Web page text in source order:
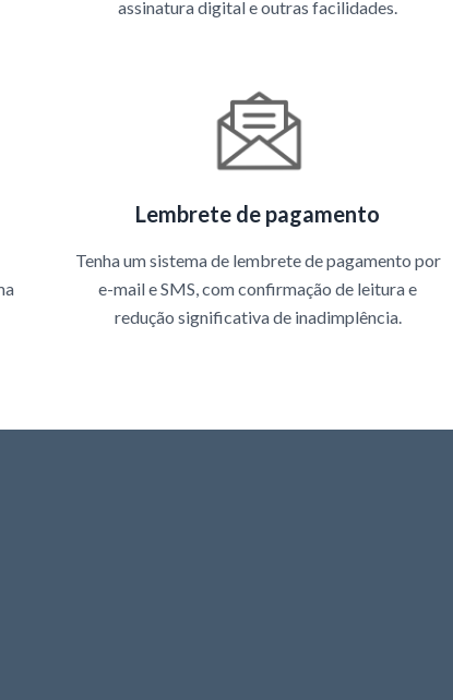
assinatura digital e outras facilidades.
Lembrete de pagamento
Tenha um sistema de lembrete de pagamento por
e-mail e SMS, com confirmação de leitura e
redução significativa de inadimplência.